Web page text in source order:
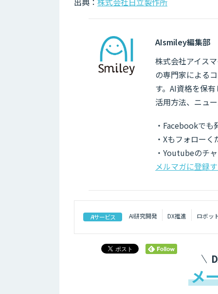
AIsmiley編集部
株式会社アイス
の専門家による
す。AI資格を保
活用方法、ニュ
・Facebookで
・Xもフォロー
・Youtubeのチ
メルマガに登録
AIサービス AI研究開発 DX推進 ロボッ
メ